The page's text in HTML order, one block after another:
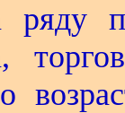
ряду